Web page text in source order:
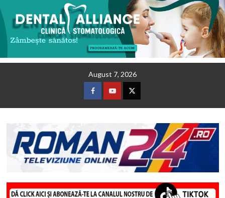
August 7, 2026
FacebookYoutubeTwitter